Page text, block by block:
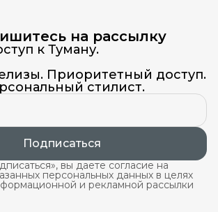
на рассылку
к Туману.
Приоритетный доступ.
стилист.
Подписаться
вы даете согласие на
персональных данных в целях
и рекламной рассылки